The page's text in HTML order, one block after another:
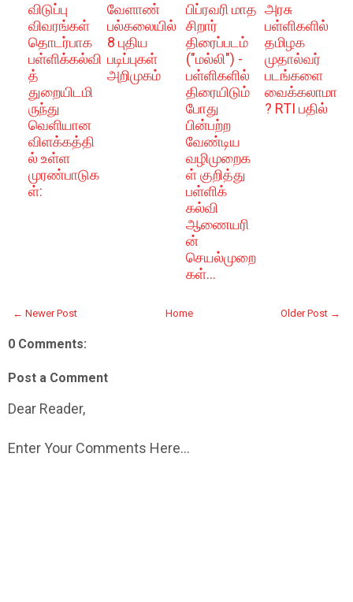
விடுப்பு
விவரங்கள்
தொடர்பாக
பள்ளிக்கல்வி
த்
துறையிடமி
ருந்து
வெளியான
விளக்கத்தி
ல் உள்ள
முரண்பாடுக
ள்:
வேளாண்
பல்கலையில்
8 புதிய
படிப்புகள்
அறிமுகம்
பிப்ரவரி மாத
சிறார்
திரைப்படம்
("மல்லி") -
பள்ளிகளில்
திரையிடும்
போது
பின்பற்ற
வேண்டிய
வழிமுறைக
ள் குறித்து
பள்ளிக்
கல்வி
ஆணையரி
ன்
செயல்முறை
கள்...
அரசு
பள்ளிகளில்
தமிழக
முதால்வர்
படங்களை
வைக்கலாமா
? RTI பதில்
← Newer Post Older Post →
Home
0 Comments:
Post a Comment
Dear Reader,
Enter Your Comments Here...